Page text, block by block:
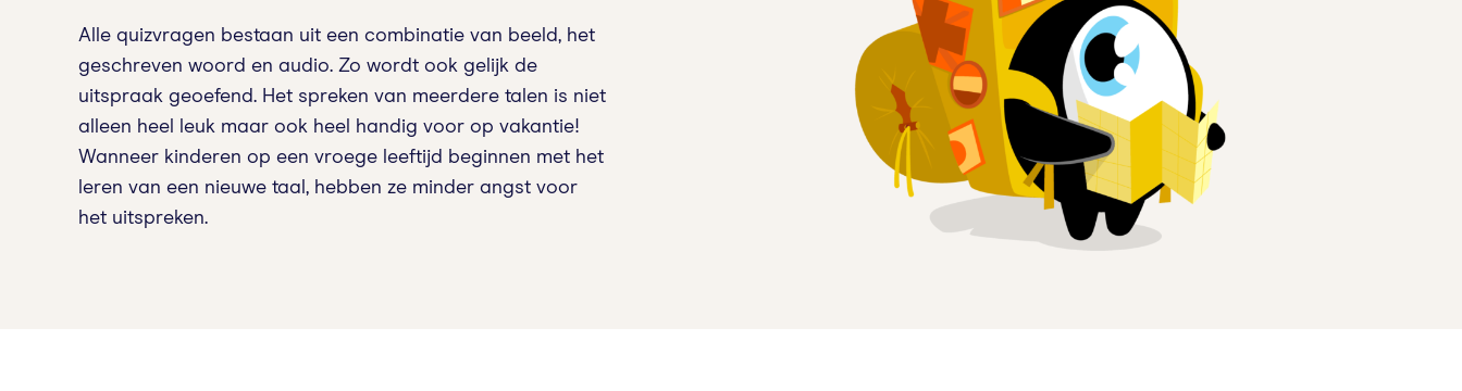
Alle quizvragen bestaan uit een combinatie van beeld, het
geschreven woord en audio. Zo wordt ook gelijk de
uitspraak geoefend. Het spreken van meerdere talen is niet
alleen heel leuk maar ook heel handig voor op vakantie!
Wanneer kinderen op een vroege leeftijd beginnen met het
leren van een nieuwe taal, hebben ze minder angst voor
het uitspreken.